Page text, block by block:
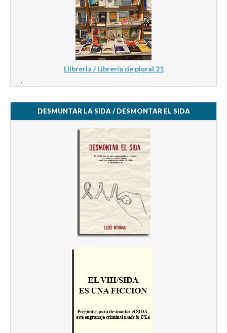
Llibreria / Librería de plural 21
.
DESMUNTAR LA SIDA / DESMONTAR EL SIDA